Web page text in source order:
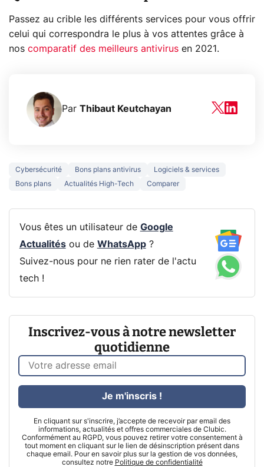
Passez au crible les différents services pour vous offrir
celui qui correspondra le plus à vos attentes grâce à
nos comparatif des meilleurs antivirus en 2021.
Par Thibaut Keutchayan
Cybersécurité Bons plans antivirus
Logiciels & services
Bons plans
Actualités High-Tech Comparer
Vous êtes un utilisateur de Google
Actualitésou de WhatsApp?
Suivez-nous pour ne rien rater de l'actu
tech !
Inscrivez-vous à notre newsletter
quotidienne
En cliquant sur s'inscrire, j’accepte de recevoir par email des
informations, actualités et offres commerciales de Clubic.
Conformément au RGPD, vous pouvez retirer votre consentement à
tout moment en cliquant sur le lien de désinscription présent dans
chaque email. Pour en savoir plus sur la gestion de vos données,
consultez notre Politique de confidentialité
Je m'inscris !